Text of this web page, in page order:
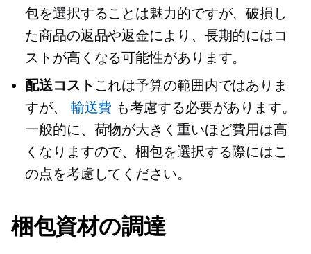
包を選択することは魅力的ですが、破損し
た商品の返品や返金により、長期的にはコ
ストが高くなる可能性があります。
配送コスト これは予算の範囲内ではありま
すが、 輸送費 も考慮する必要があります。
一般的に、荷物が大きく重いほど費用は高
くなりますので、梱包を選択する際にはこ
の点を考慮してください。
梱包資材の調達